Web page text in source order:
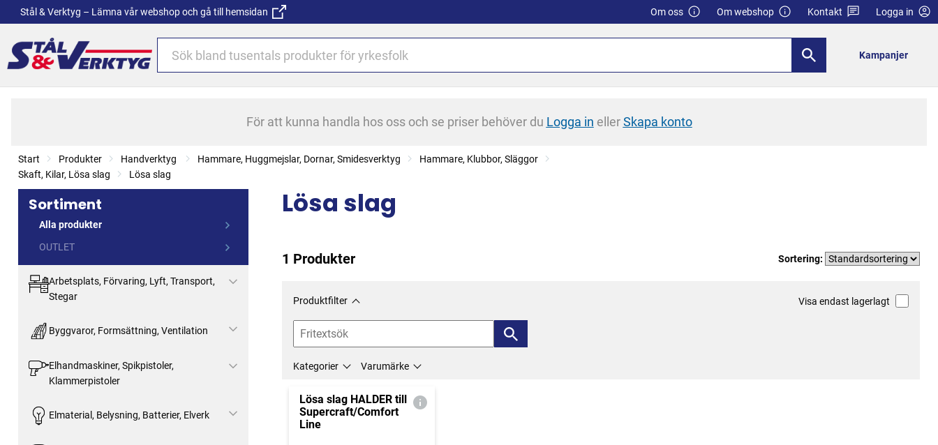
Stål & Verktyg – Lämna vår webshop och gå till hemsidan Om oss Om webshop Kontakt Logga in
Kampanjer
För att kunna handla hos oss och se priser behöver du Logga in ellerSkapa konto
Start Produkter Handverktyg Hammare, Huggmejslar, Dornar, Smidesverktyg
Hammare, Klubbor, Släggor
Skaft, Kilar, Lösa slag
Lösa slag
Sortiment
Alla produkter
OUTLET
Arbetsplats, Förvaring, Lyft, Transport,
Stegar
Byggvaror, Formsättning, Ventilation
Elhandmaskiner, Spikpistoler,
Klammerpistoler
Elmaterial, Belysning, Batterier, Elverk
Lösa slag
1 Produkter Sortering:
Produktfilter Visa endast lagerlagt
Kategorier Varumärke
Lösa slag HALDER till
Supercraft/Comfort
Line